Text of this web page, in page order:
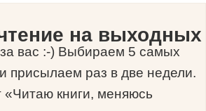
на выходных
вас :-) Выбираем 5 самых
присылаем раз в две недели.
«Читаю книги, меняюсь